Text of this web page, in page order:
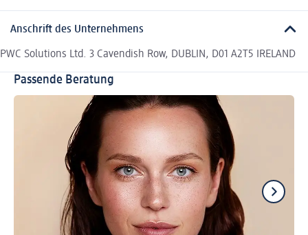
Anschrift des Unternehmens
PWC Solutions Ltd. 3 Cavendish Row, DUBLIN, D01 A2T5 IRELAND
Passende Beratung